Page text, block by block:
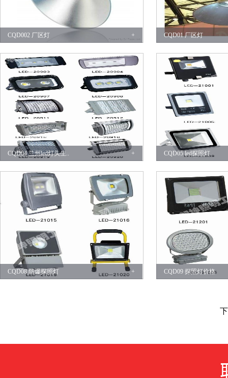
+
CQD002 厂区灯 CQD01 厂区灯
+
CQD04 兰州led灯头生.. CQD05 led探照灯
+
CQD08 防爆探照灯 CQD09 探照灯价格